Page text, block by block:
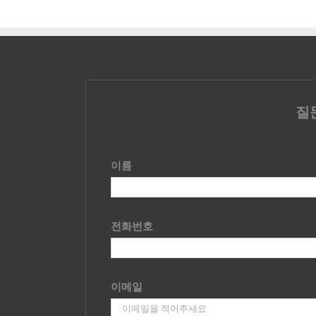
질
이름
전화번호
이메일